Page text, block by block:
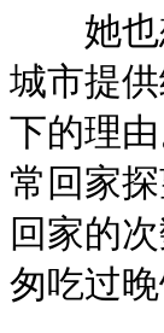
她也想
城市提
下的理
常回家
回家的
匆吃过晚